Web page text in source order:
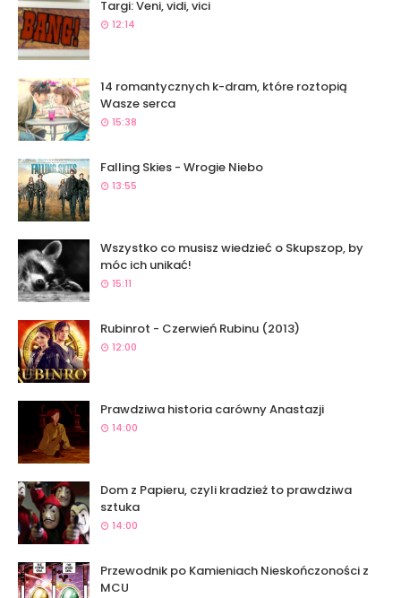
Targi: Veni, vidi, vici
12:14
14 romantycznych k-dram, które roztopią
Wasze serca
15:38
Falling Skies - Wrogie Niebo
13:55
Wszystko co musisz wiedzieć o Skupszop, by
móc ich unikać!
15:11
Rubinrot - Czerwień Rubinu (2013)
12:00
Prawdziwa historia carówny Anastazji
14:00
Dom z Papieru, czyli kradzież to prawdziwa
sztuka
14:00
Przewodnik po Kamieniach Nieskończoności z
MCU